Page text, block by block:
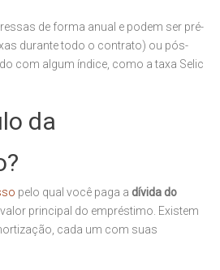
de forma anual e podem ser pré-
durante todo o contrato) ou pós-
com algum índice, como a taxa Selic
da
pelo qual você paga a dívida do
principal do empréstimo. Existem
cada um com suas